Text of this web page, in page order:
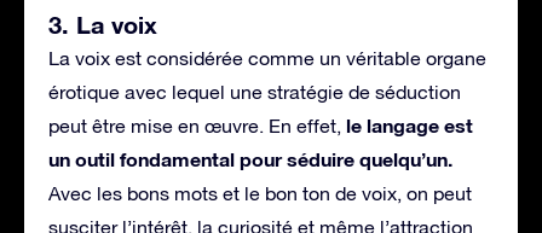
3. La voix
La voix est considérée comme un véritable organe
érotique avec lequel une stratégie de séduction
peut être mise en œuvre. En effet, le langage est
un outil fondamental pour séduire quelqu’un.
Avec les bons mots et le bon ton de voix, on peut
susciter l’intérêt, la curiosité et même l’attraction